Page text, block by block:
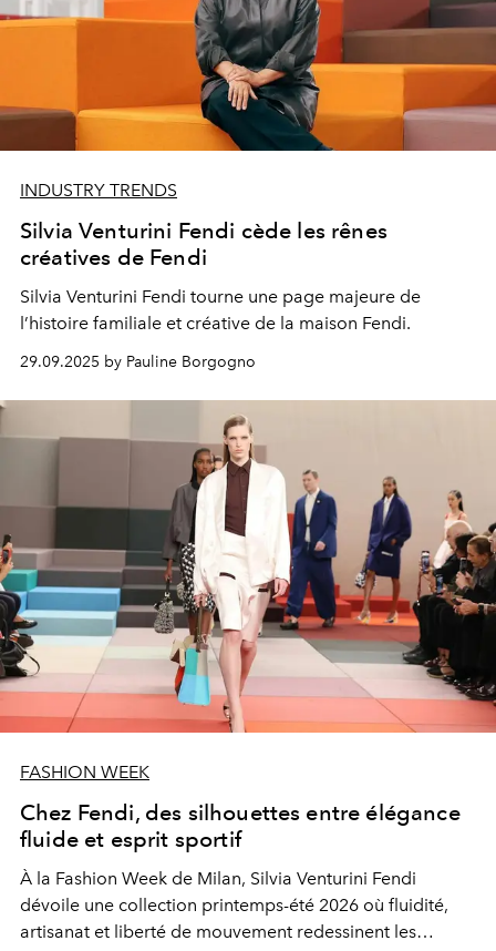
INDUSTRY TRENDS
Silvia Venturini Fendi cède les rênes
créatives de Fendi
Silvia Venturini Fendi tourne une page majeure de
l’histoire familiale et créative de la maison Fendi.
29.09.2025 by Pauline Borgogno
FASHION WEEK
Chez Fendi, des silhouettes entre élégance
fluide et esprit sportif
À la Fashion Week de Milan, Silvia Venturini Fendi
dévoile une collection printemps-été 2026 où fluidité,
artisanat et liberté de mouvement redessinent les